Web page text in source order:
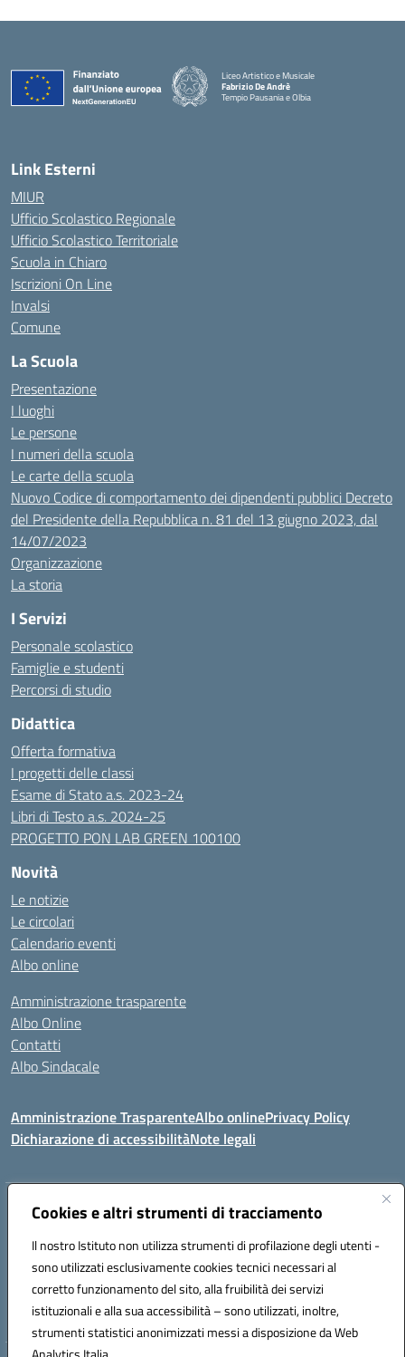
Cookies e altri strumenti di tracciamento
Il nostro Istituto non utilizza strumenti di profilazione degli utenti -
sono utilizzati esclusivamente cookies tecnici necessari al
corretto funzionamento del sito, alla fruibilità dei servizi
istituzionali e alla sua accessibilità – sono utilizzati, inoltre,
strumenti statistici anonimizzati messi a disposizione da Web
Liceo Artistico e Musicale
Fabrizio De Andrè
Tempio Pausania e Olbia
— Visita la pagina iniziale della scuola
Link Esterni
MIUR
Ufficio Scolastico Regionale
Ufficio Scolastico Territoriale
Scuola in Chiaro
Iscrizioni On Line
Invalsi
Comune
La Scuola
Presentazione
I luoghi
Le persone
I numeri della scuola
Le carte della scuola
Nuovo Codice di comportamento dei dipendenti pubblici Decreto
del Presidente della Repubblica n. 81 del 13 giugno 2023, dal
14/07/2023
Organizzazione
La storia
I Servizi
Personale scolastico
Famiglie e studenti
Percorsi di studio
Didattica
Offerta formativa
I progetti delle classi
Esame di Stato a.s. 2023-24
Libri di Testo a.s. 2024-25
PROGETTO PON LAB GREEN 100100
Novità
Le notizie
Le circolari
Calendario eventi
Albo online
Amministrazione trasparente
Albo Online
Contatti
Albo Sindacale
Amministrazione TrasparenteAlbo onlinePrivacy Policy
Dichiarazione di accessibilitàNote legali
Indirizzo:Via De Martis s.n.c. 07029 Tempio Pausania (OT)
Posta elettronica certificata (PEC):sssl030007@pec.istruzione.it
Codice fiscale: 91009410902
Codice meccanografico: SSSL030007